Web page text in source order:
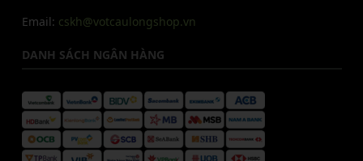
Email: cskh@votcaulongshop.vn
DANH SÁCH NGÂN HÀNG